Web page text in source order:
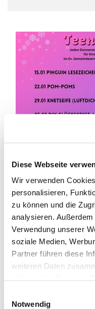
Diese Webseite
Wir verwenden
personalisieren,
zu können und die
analysieren.
Verwendung unserer
soziale Medien,
Partner führen diese
weiteren Daten
Notwendig